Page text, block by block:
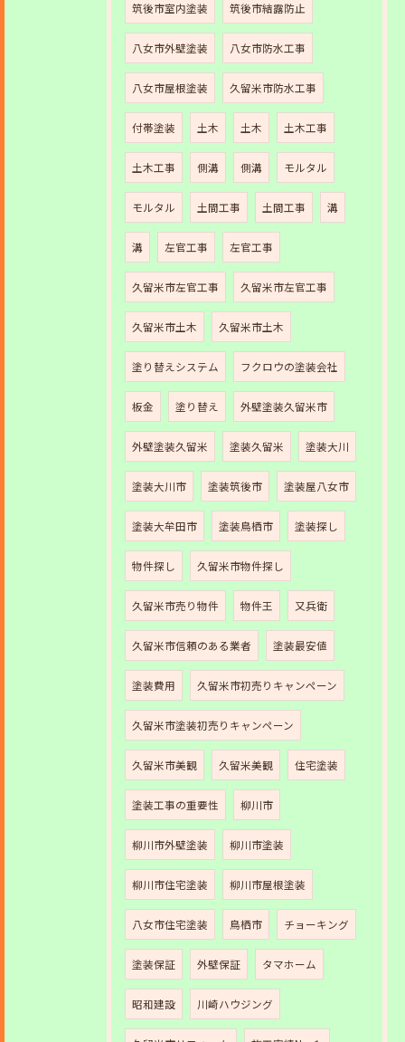
筑後市室内塗装 筑後市結露防止
八女市外壁塗装 八女市防水工事
八女市屋根塗装 久留米市防水工事
付帯塗装 土木 土木 土木工事
土木工事 側溝 側溝 モルタル
モルタル 土間工事 土間工事 溝
溝 左官工事 左官工事
久留米市左官工事 久留米市左官工事
久留米市土木 久留米市土木
塗り替えシステム フクロウの塗装会社
板金 塗り替え 外壁塗装久留米市
外壁塗装久留米 塗装久留米 塗装大川
塗装大川市 塗装筑後市 塗装屋八女市
塗装大牟田市 塗装鳥栖市 塗装探し
物件探し 久留米市物件探し
久留米市売り物件 物件王 又兵衛
久留米市信頼のある業者 塗装最安値
塗装費用 久留米市初売りキャンペーン
久留米市塗装初売りキャンペーン
久留米市美観 久留米美観 住宅塗装
塗装工事の重要性 柳川市
柳川市外壁塗装 柳川市塗装
柳川市住宅塗装 柳川市屋根塗装
八女市住宅塗装 鳥栖市 チョーキング
塗装保証 外壁保証 タマホーム
昭和建設 川崎ハウジング